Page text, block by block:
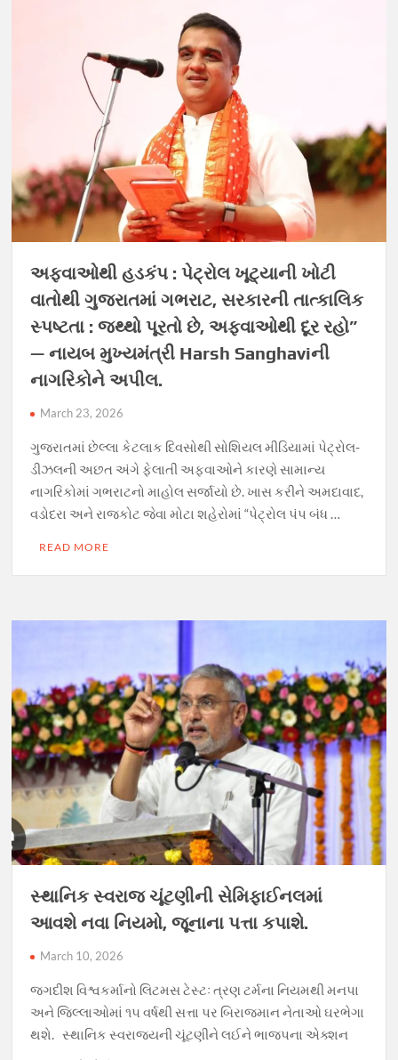
અફવાઓથી હડકંપ : પેટ્રોલ ખૂટ્યાની ખોટી
વાતોથી ગુજરાતમાં ગભરાટ, સરકારની તાત્કાલિક
સ્પષ્ટતા : જથ્થો પૂરતો છે, અફવાઓથી દૂર રહો”
— નાયબ મુખ્યમંત્રી Harsh Sanghaviની
નાગરિકોને અપીલ.
March 23, 2026
ગુજરાતમાં છેલ્લા કેટલાક દિવસોથી સોશિયલ મીડિયામાં પેટ્રોલ-
ડીઝલની અછત અંગે ફેલાતી અફવાઓને કારણે સામાન્ય
નાગરિકોમાં ગભરાટનો માહોલ સર્જાયો છે. ખાસ કરીને અમદાવાદ,
વડોદરા અને રાજકોટ જેવા મોટા શહેરોમાં “પેટ્રોલ પંપ બંધ …
READ MORE
સ્થાનિક સ્વરાજ ચૂંટણીની સેમિફાઈનલમાં
આવશે નવા નિયમો, જૂનાના પત્તા કપાશે.
March 10, 2026
જગદીશ વિશ્વકર્માનો લિટમસ ટેસ્ટઃ ત્રણ ટર્મના નિયમથી મનપા
અને જિલ્લાઓમાં ૧૫ વર્ષથી સત્તા પર બિરાજમાન નેતાઓ ઘરભેગા
થશે. સ્થાનિક સ્વરાજ્યની ચૂંટણીને લઈને ભાજપના એક્શન